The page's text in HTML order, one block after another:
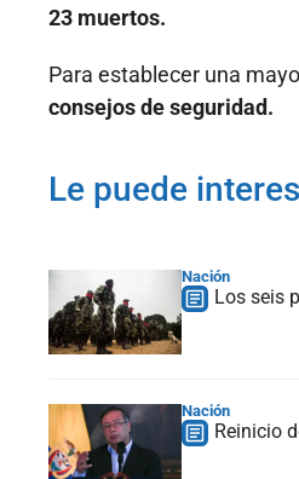
23 muertos.
Para establecer una
consejos de seguridad.
Le puede
Nación
Los seis
Nación
Reinicio